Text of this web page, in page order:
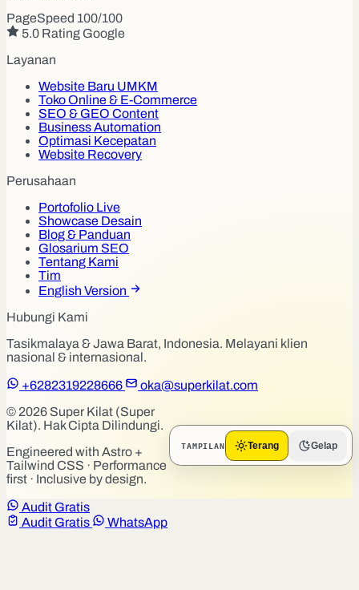
PageSpeed 100/100
5.0 Rating Google
Layanan
Website Baru UMKM
Toko Online & E-Commerce
SEO & GEO Content
Business Automation
Optimasi Kecepatan
Website Recovery
Perusahaan
Portofolio Live
Showcase Desain
Blog & Panduan
Glosarium SEO
Tentang Kami
Tim
English Version
Hubungi Kami
Tasikmalaya & Jawa Barat, Indonesia. Melayani klien
nasional & internasional.
+6282319228666
oka@superkilat.com
© 2026 Super Kilat (Super
Kilat). Hak Cipta Dilindungi.
Engineered with Astro +
Tailwind CSS · Performance
first · Inclusive by design.
TAMPILAN Terang Gelap
Audit Gratis
Audit Gratis
WhatsApp